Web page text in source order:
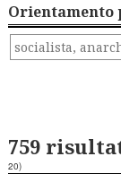
Orientamento
759
20)